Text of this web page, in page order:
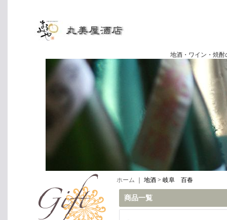
地酒・ワイン・焼酎の専門店
ホーム 地酒 > 岐阜 百春
商品一覧